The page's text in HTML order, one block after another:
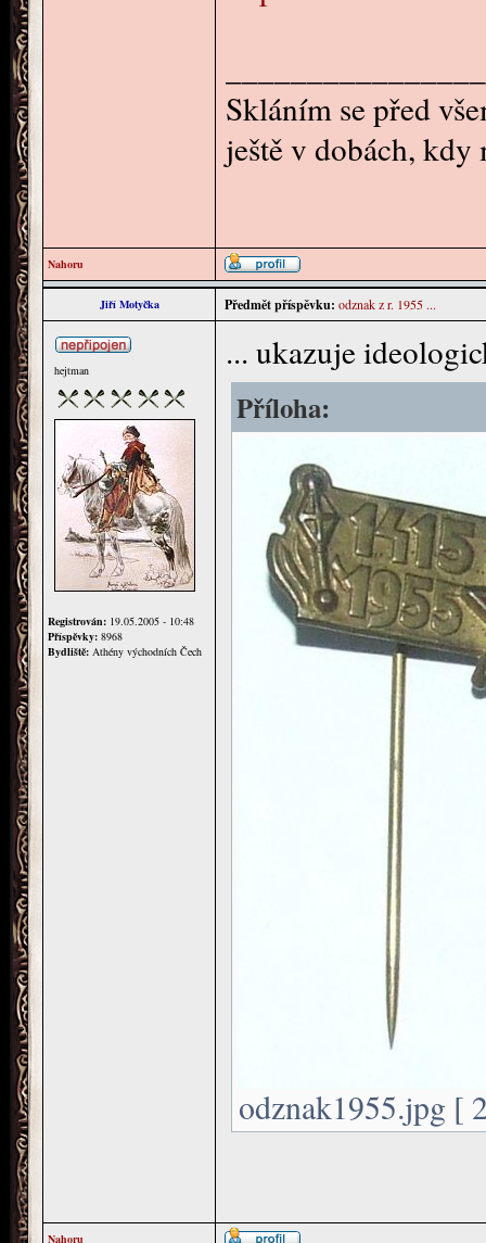
Skláním se před
ještě v dobách, kdy
Nahoru
Jiří Motyčka Předmět příspěvku: odznak z r. 1955 ...
hejtman
Registrován: 19.05.2005 - 10:48
Příspěvky: 8968
Bydliště: Athény východních Čech
... ukazuje
Příloha:
odznak1955.jpg [
Nahoru